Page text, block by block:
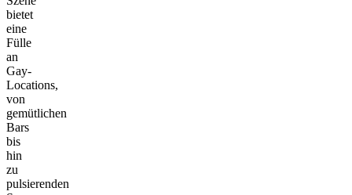
bietet
eine
Fülle
an
Gay-
Locations,
von
gemütlichen
Bars
bis
hin
zu
pulsierenden